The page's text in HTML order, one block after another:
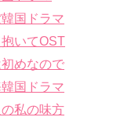
国ドラマ
いてOST
めなので
国ドラマ
私の味方